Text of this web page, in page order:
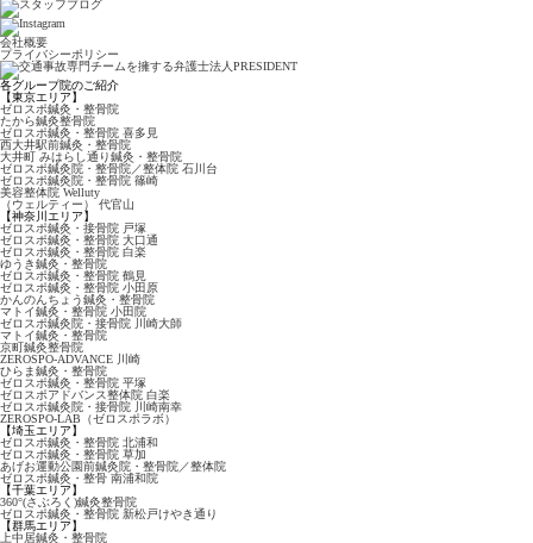
会社概要
プライバシーポリシー
各グループ院のご紹介
【東京エリア】
ゼロスポ鍼灸・整骨院
たから鍼灸整骨院
ゼロスポ鍼灸・整骨院 喜多見
西大井駅前鍼灸・整骨院
大井町 みはらし通り鍼灸・整骨院
ゼロスポ鍼灸院・整骨院 ／整体院 石川台
ゼロスポ鍼灸院・整骨院 篠崎
美容整体院 Welluty
（ウェルティー） 代官山
【神奈川エリア】
ゼロスポ鍼灸・接骨院 戸塚
ゼロスポ鍼灸・整骨院 大口通
ゼロスポ鍼灸・整骨院 白楽
ゆうき鍼灸・整骨院
ゼロスポ鍼灸・整骨院 鶴見
ゼロスポ鍼灸・整骨院 小田原
かんのんちょう鍼灸・整骨院
マトイ鍼灸・整骨院 小田院
ゼロスポ鍼灸院・接骨院
川崎大師
マトイ鍼灸・整骨院
京町鍼灸整骨院
ZEROSPO-ADVANCE
川崎
ひらま鍼灸・整骨院
ゼロスポ鍼灸・整骨院 平塚
ゼロスポアドバンス整体院 白楽
ゼロスポ鍼灸院・接骨院 川崎南幸
ZEROSPO-LAB （ゼロスポラボ）
【埼玉エリア】
ゼロスポ鍼灸・整骨院 北浦和
ゼロスポ鍼灸・整骨院 草加
あげお運動公園前鍼灸院・ 整骨院／整体院
ゼロスポ鍼灸・整骨 南浦和院
【千葉エリア】
360°(さぶろく)鍼灸整骨院
ゼロスポ鍼灸・整骨院 新松戸けやき通り
【群馬エリア】
上中居鍼灸・整骨院